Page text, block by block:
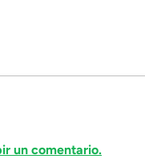
un comentario.